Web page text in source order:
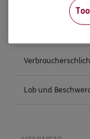
Lob und